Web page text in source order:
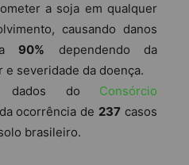
a soja em qualquer
causando danos
90% dependendo da
severidade da doença.
dados do Consórcio
ocorrência de 237 casos
brasileiro.